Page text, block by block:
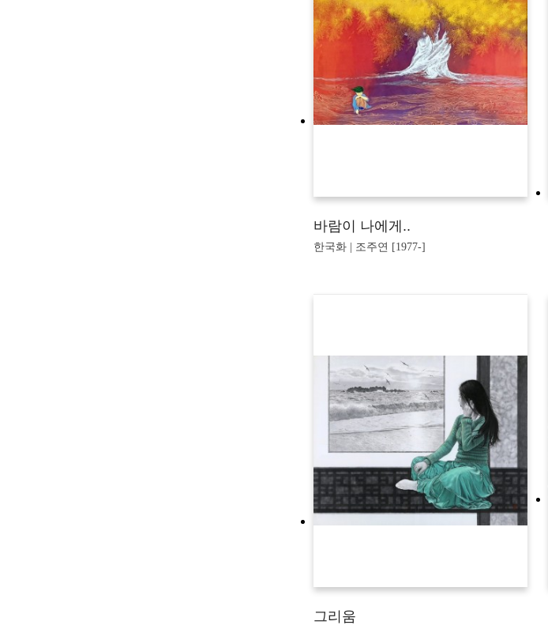
바람이 나에게..
한국화 | 조주연 [1977-]
그리움